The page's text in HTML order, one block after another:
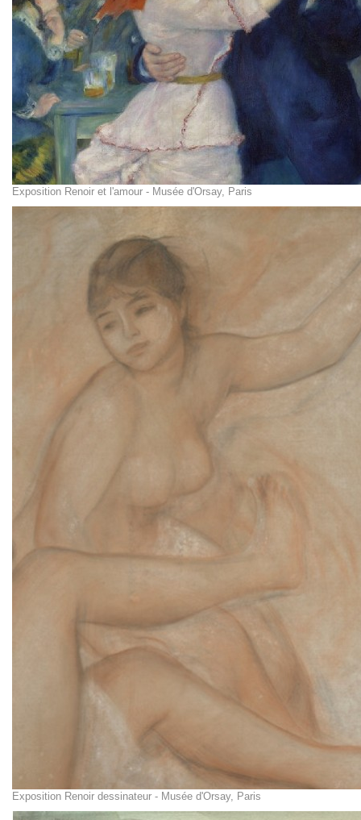
Exposition Renoir et l'amour - Musée d'Orsay, Paris
Exposition Renoir dessinateur - Musée d'Orsay, Paris